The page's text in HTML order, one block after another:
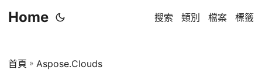
Home 搜索 類別 檔案 標籤
首頁 » Aspose.Clouds